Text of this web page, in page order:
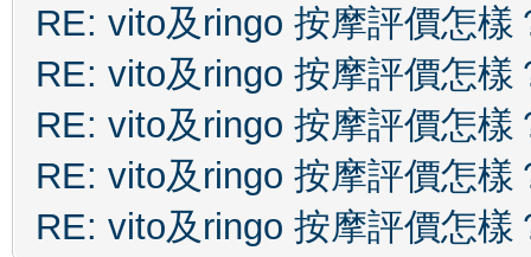
RE: vito及ringo 按摩評價怎樣
RE: vito及ringo 按摩評價怎樣
RE: vito及ringo 按摩評價怎樣
RE: vito及ringo 按摩評價怎樣
RE: vito及ringo 按摩評價怎樣